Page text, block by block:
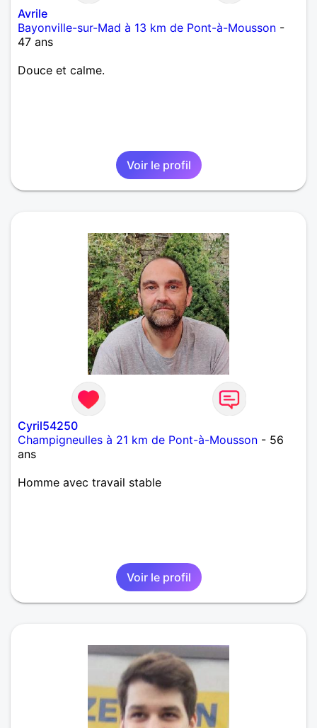
Avrile
Bayonville-sur-Mad à 13 km de Pont-à-Mousson -
47 ans
Douce et calme.
Voir le profil
Cyril54250
Champigneulles à 21 km de Pont-à-Mousson - 56
ans
Homme avec travail stable
Voir le profil